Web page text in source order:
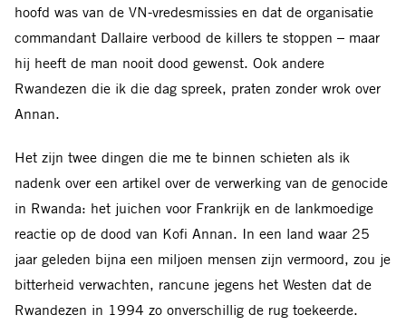
hoofd was van de VN-vredesmissies en dat de organisatie
commandant Dallaire verbood de killers te stoppen – maar
hij heeft de man nooit dood gewenst. Ook andere
Rwandezen die ik die dag spreek, praten zonder wrok over
Annan.
Het zijn twee dingen die me te binnen schieten als ik
nadenk over een artikel over de verwerking van de genocide
in Rwanda: het juichen voor Frankrijk en de lankmoedige
reactie op de dood van Kofi Annan. In een land waar 25
jaar geleden bijna een miljoen mensen zijn vermoord, zou je
bitterheid verwachten, rancune jegens het Westen dat de
Rwandezen in 1994 zo onverschillig de rug toekeerde.